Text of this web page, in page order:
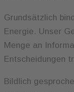
Grundsätzlich
Energie. Unser
Menge an
Entscheidungen
Bildlich